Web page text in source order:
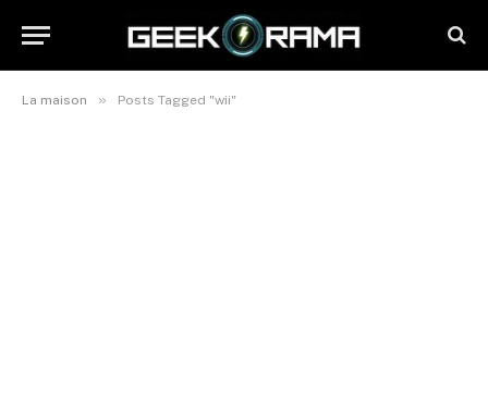
La maison » Posts Tagged "wii"